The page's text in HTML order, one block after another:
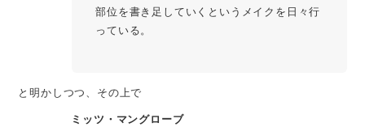
部位を書き足していくというメイクを日々行
っている。
と明かしつつ、その上で
ミッツ・マングローブ